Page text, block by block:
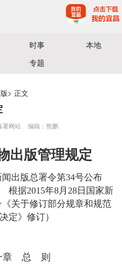
时事
本地
专题
> 正文
署网站 编辑：熊鹏
出版管理规定
闻出版总署令第34号公布
根据2015年8月28日国家新
关于修订部分规章和规范
定》修订）
章 总 则